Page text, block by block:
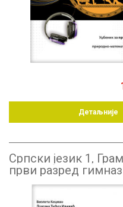
Детаљније
Српски језик 1,
први разред